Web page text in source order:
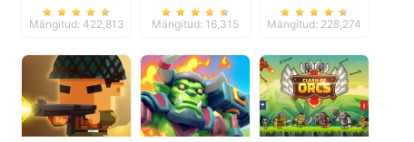
Kingdom
Mängitud: 422,813 Mängitud: 16,315
The Defenders
Mängitud: 228,274